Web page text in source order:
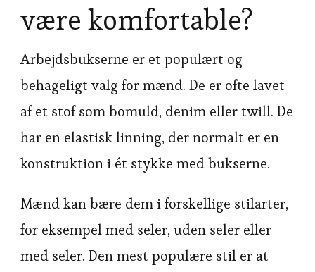
være komfortable?
Arbejdsbukserne er et populært og
behageligt valg for mænd. De er ofte lavet
af et stof som bomuld, denim eller twill. De
har en elastisk linning, der normalt er en
konstruktion i ét stykke med bukserne.
Mænd kan bære dem i forskellige stilarter,
for eksempel med seler, uden seler eller
med seler. Den mest populære stil er at